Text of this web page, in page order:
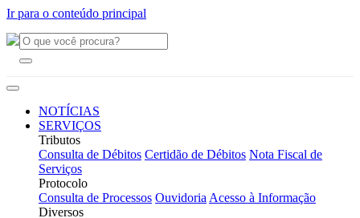
Ir para o conteúdo principal
NOTÍCIAS
SERVIÇOS
Tributos
Consulta de Débitos Certidão de Débitos Nota Fiscal de
Serviços
Protocolo
Consulta de Processos Ouvidoria Acesso à Informação
Diversos